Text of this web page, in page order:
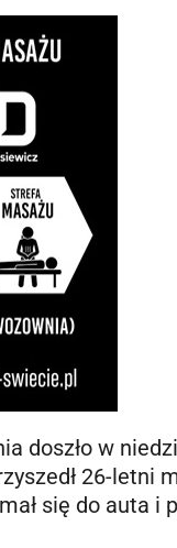
doszło w
26-letni
się do auta i